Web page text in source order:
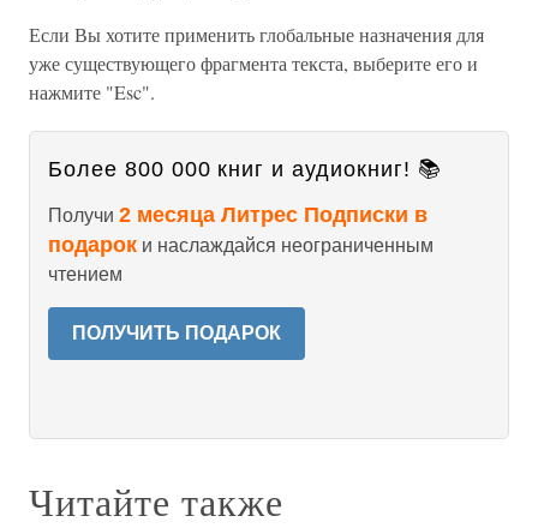
Если Вы хотите применить глобальные назначения для
уже существующего фрагмента текста, выберите его и
нажмите "Esc".
Более 800 000 книг и аудиокниг! 📚
Получи 2 месяца Литрес Подписки в
подарок и наслаждайся неограниченным
чтением
ПОЛУЧИТЬ ПОДАРОК
Читайте также